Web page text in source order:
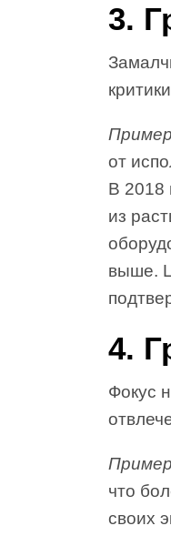
3.
от
В 2018
из
выше.
4.
Фокус
что
своих